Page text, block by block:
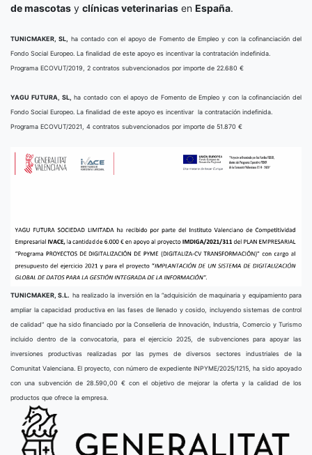
de mascotas y clínicas veterinarias en España.
TUNICMAKER, SL,
ha contado con el apoyo de Fomento de Empleo y con la cofinanciación del
Fondo Social Europeo. La finalidad de este apoyo es incentivar la contratación indefinida.
Programa ECOVUT/2019, 2 contratos subvencionados por importe de 22.680 €
YAGU FUTURA, SL,
ha contado con el apoyo de Fomento de Empleo y con la cofinanciación del
Fondo Social Europeo. La finalidad de este apoyo es incentivar la contratación indefinida.
Programa ECOVUT/2021, 4 contratos subvencionados por importe de 51.870 €
TUNICMAKER, S.L. ha realizado la inversión en la “adquisición de maquinaria y equipamiento para
ampliar la capacidad productiva en las fases de llenado y cosido, incluyendo sistemas de control
de calidad” que ha sido financiado por la Conselleria de Innovación, Industria, Comercio y Turismo
incluido dentro de la convocatoria, para el ejercicio 2025, de subvenciones para apoyar las
inversiones productivas realizadas por las pymes de diversos sectores industriales de la
Comunitat Valenciana. El proyecto, con número de expediente INPYME/2025/1215, ha sido apoyado
con una subvención de 28.590,00 € con el objetivo de mejorar la oferta y la calidad de los
productos que ofrece la empresa.